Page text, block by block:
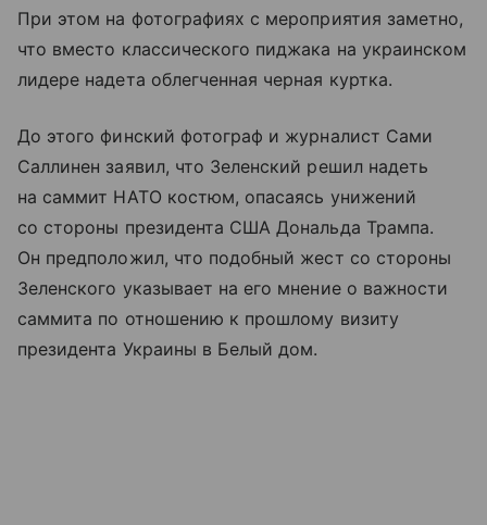
При этом на фотографиях с мероприятия заметно,
что вместо классического пиджака на украинском
лидере надета облегченная черная куртка.
До этого финский фотограф и журналист Сами
Саллинен заявил, что Зеленский решил надеть
на саммит НАТО костюм, опасаясь унижений
со стороны президента США Дональда Трампа.
Он предположил, что подобный жест со стороны
Зеленского указывает на его мнение о важности
саммита по отношению к прошлому визиту
президента Украины в Белый дом.